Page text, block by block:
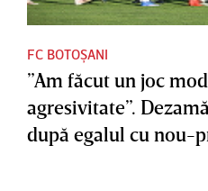
FC BOTOȘANI
”Am făcut un joc
agresivitate”.
după egalul cu nou-